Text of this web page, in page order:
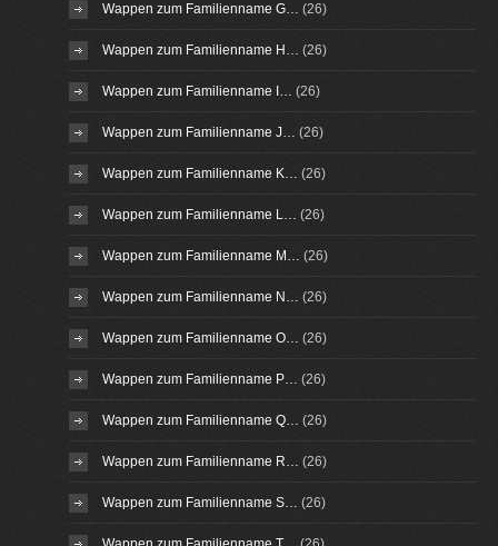
Wappen zum Familienname G… (26)
Wappen zum Familienname H… (26)
Wappen zum Familienname I… (26)
Wappen zum Familienname J… (26)
Wappen zum Familienname K… (26)
Wappen zum Familienname L… (26)
Wappen zum Familienname M… (26)
Wappen zum Familienname N… (26)
Wappen zum Familienname O… (26)
Wappen zum Familienname P… (26)
Wappen zum Familienname Q… (26)
Wappen zum Familienname R… (26)
Wappen zum Familienname S… (26)